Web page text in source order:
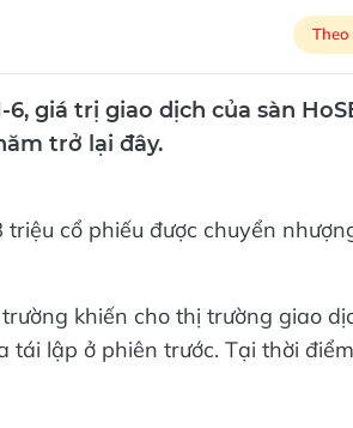
Theo
6, giá trị giao dịch của sàn
trở lại đây.
cổ phiếu được chuyển
khiến cho thị trường giao
tái lập ở phiên trước. Tại thời